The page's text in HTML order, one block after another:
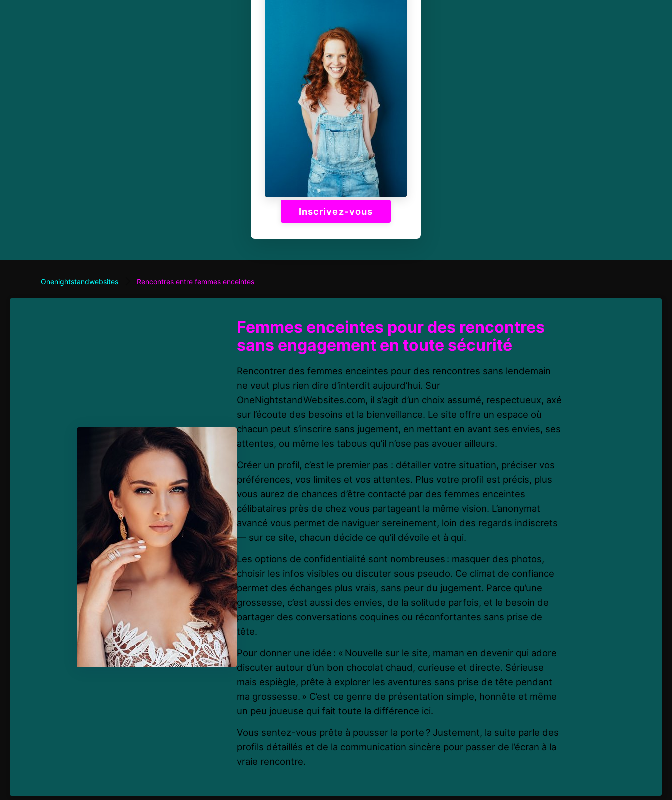
Inscrivez-vous
Onenightstandwebsites Rencontres entre femmes enceintes
Femmes enceintes pour des rencontres
sans engagement en toute sécurité
Rencontrer des femmes enceintes pour des rencontres sans lendemain
ne veut plus rien dire d’interdit aujourd’hui. Sur
OneNightstandWebsites.com, il s’agit d’un choix assumé, respectueux, axé
sur l’écoute des besoins et la bienveillance. Le site offre un espace où
chacun peut s’inscrire sans jugement, en mettant en avant ses envies, ses
attentes, ou même les tabous qu’il n’ose pas avouer ailleurs.
Créer un profil, c’est le premier pas : détailler votre situation, préciser vos
préférences, vos limites et vos attentes. Plus votre profil est précis, plus
vous aurez de chances d’être contacté par des femmes enceintes
célibataires près de chez vous partageant la même vision. L’anonymat
avancé vous permet de naviguer sereinement, loin des regards indiscrets
— sur ce site, chacun décide ce qu’il dévoile et à qui.
Les options de confidentialité sont nombreuses : masquer des photos,
choisir les infos visibles ou discuter sous pseudo. Ce climat de confiance
permet des échanges plus vrais, sans peur du jugement. Parce qu’une
grossesse, c’est aussi des envies, de la solitude parfois, et le besoin de
partager des conversations coquines ou réconfortantes sans prise de
tête.
Pour donner une idée : « Nouvelle sur le site, maman en devenir qui adore
discuter autour d’un bon chocolat chaud, curieuse et directe. Sérieuse
mais espiègle, prête à explorer les aventures sans prise de tête pendant
ma grossesse. » C’est ce genre de présentation simple, honnête et même
un peu joueuse qui fait toute la différence ici.
Vous sentez-vous prête à pousser la porte ? Justement, la suite parle des
profils détaillés et de la communication sincère pour passer de l’écran à la
vraie rencontre.